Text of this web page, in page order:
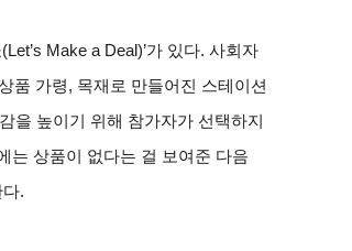
Make a Deal)’가 있다. 사회자
품 가령, 목재로 만들어진 스테이션
을 높이기 위해 참가자가 선택하지
는 상품이 없다는 걸 보여준 다음
.